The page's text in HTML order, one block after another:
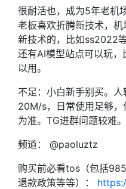
很耐活也，成为5年老机
老板喜欢折腾新技术，
新技术的，比如ss2022
还有AI模型站点可以玩
以用。
不足：小白新手别买。
20M/s，日常使用足够，
为准。TG进群问题较难。
频道： @paoluztz
购买前必看tos（包括
退款政策等等）：